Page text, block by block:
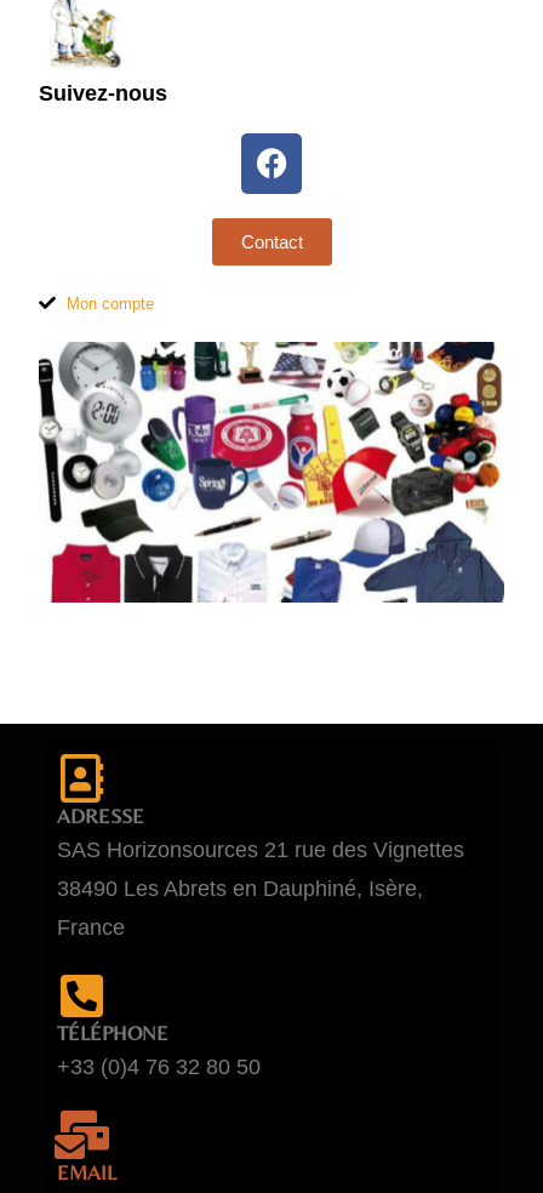
Suivez-nous
Contact
Mon compte
ADRESSE
SAS Horizonsources 21 rue des Vignettes
38490 Les Abrets en Dauphiné, Isère,
France
TÉLÉPHONE
+33 (0)4 76 32 80 50
EMAIL